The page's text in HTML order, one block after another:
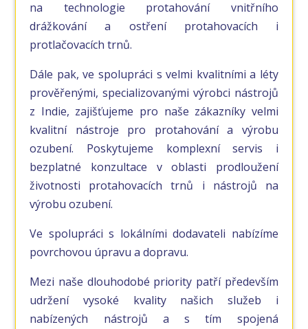
na technologie protahování vnitřního
drážkování a ostření protahovacích i
protlačovacích trnů.
Dále pak, ve spolupráci s velmi kvalitními a léty
prověřenými, specializovanými výrobci nástrojů
z Indie, zajišťujeme pro naše zákazníky velmi
kvalitní nástroje pro protahování a výrobu
ozubení. Poskytujeme komplexní servis i
bezplatné konzultace v oblasti prodloužení
životnosti protahovacích trnů i nástrojů na
výrobu ozubení.
Ve spolupráci s lokálními dodavateli nabízíme
povrchovou úpravu a dopravu.
Mezi naše dlouhodobé priority patří především
udržení vysoké kvality našich služeb i
nabízených nástrojů a s tím spojená